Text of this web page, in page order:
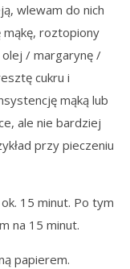
wlewam do nich
mąkę, roztopiony
/ margarynę /
cukru i
mąką lub
ale nie bardziej
przy pieczeniu
15 minut. Po tym
na 15 minut.
papierem.